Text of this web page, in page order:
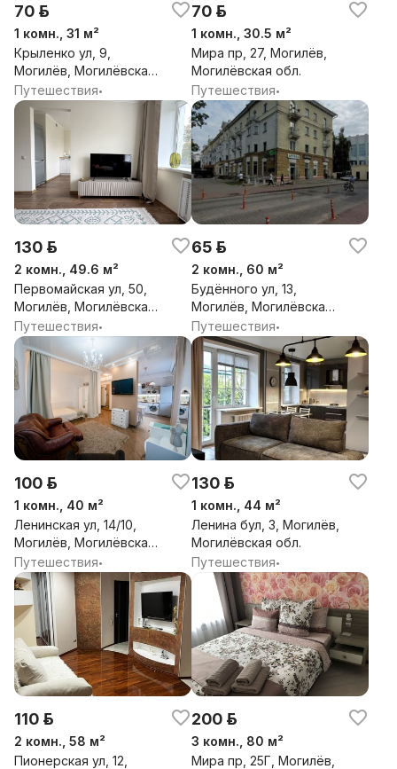
70 р.
1 комн., 31 м²
Крыленко ул, 9,
Могилёв, Могилёвская
обл.
Путешествия•
70 р.
1 комн., 30.5 м²
Мира пр, 27, Могилёв,
Могилёвская обл.
Путешествия•
130 р.
2 комн., 49.6 м²
Первомайская ул, 50,
Могилёв, Могилёвская
обл.
Путешествия•
65 р.
2 комн., 60 м²
Будённого ул, 13,
Могилёв, Могилёвская
обл.
Путешествия•
100 р.
1 комн., 40 м²
Ленинская ул, 14/10,
Могилёв, Могилёвская
обл.
Путешествия•
130 р.
1 комн., 44 м²
Ленина бул, 3, Могилёв,
Могилёвская обл.
Путешествия•
110 р.
2 комн., 58 м²
Пионерская ул, 12,
200 р.
3 комн., 80 м²
Мира пр, 25Г, Могилёв,